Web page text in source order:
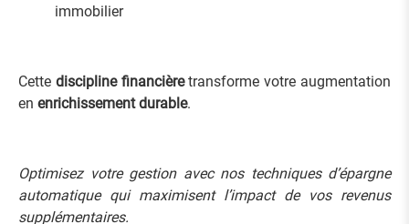
immobilier
Cette discipline financièretransforme votre augmentation
en enrichissement durable.
Optimisez votre gestion avec nos techniques d’épargne
automatiquequi maximisent l’impact de vos revenus
supplémentaires.